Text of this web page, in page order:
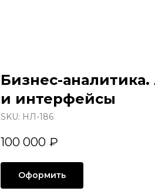
Бизнес-
и интерфейсы
SKU: НЛ-186
100 000 ₽
Оформить